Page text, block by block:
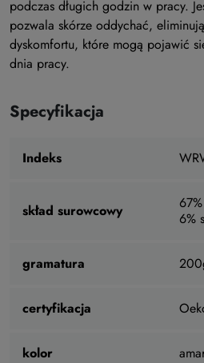
podczas długich godzin w pracy.
pozwala skórze oddychać,
dyskomfortu, które mogą pojawić
dnia pracy.
Specyfikacja
Indeks
skład surowcowy
6%
gramatura
certyfikacja
kolor